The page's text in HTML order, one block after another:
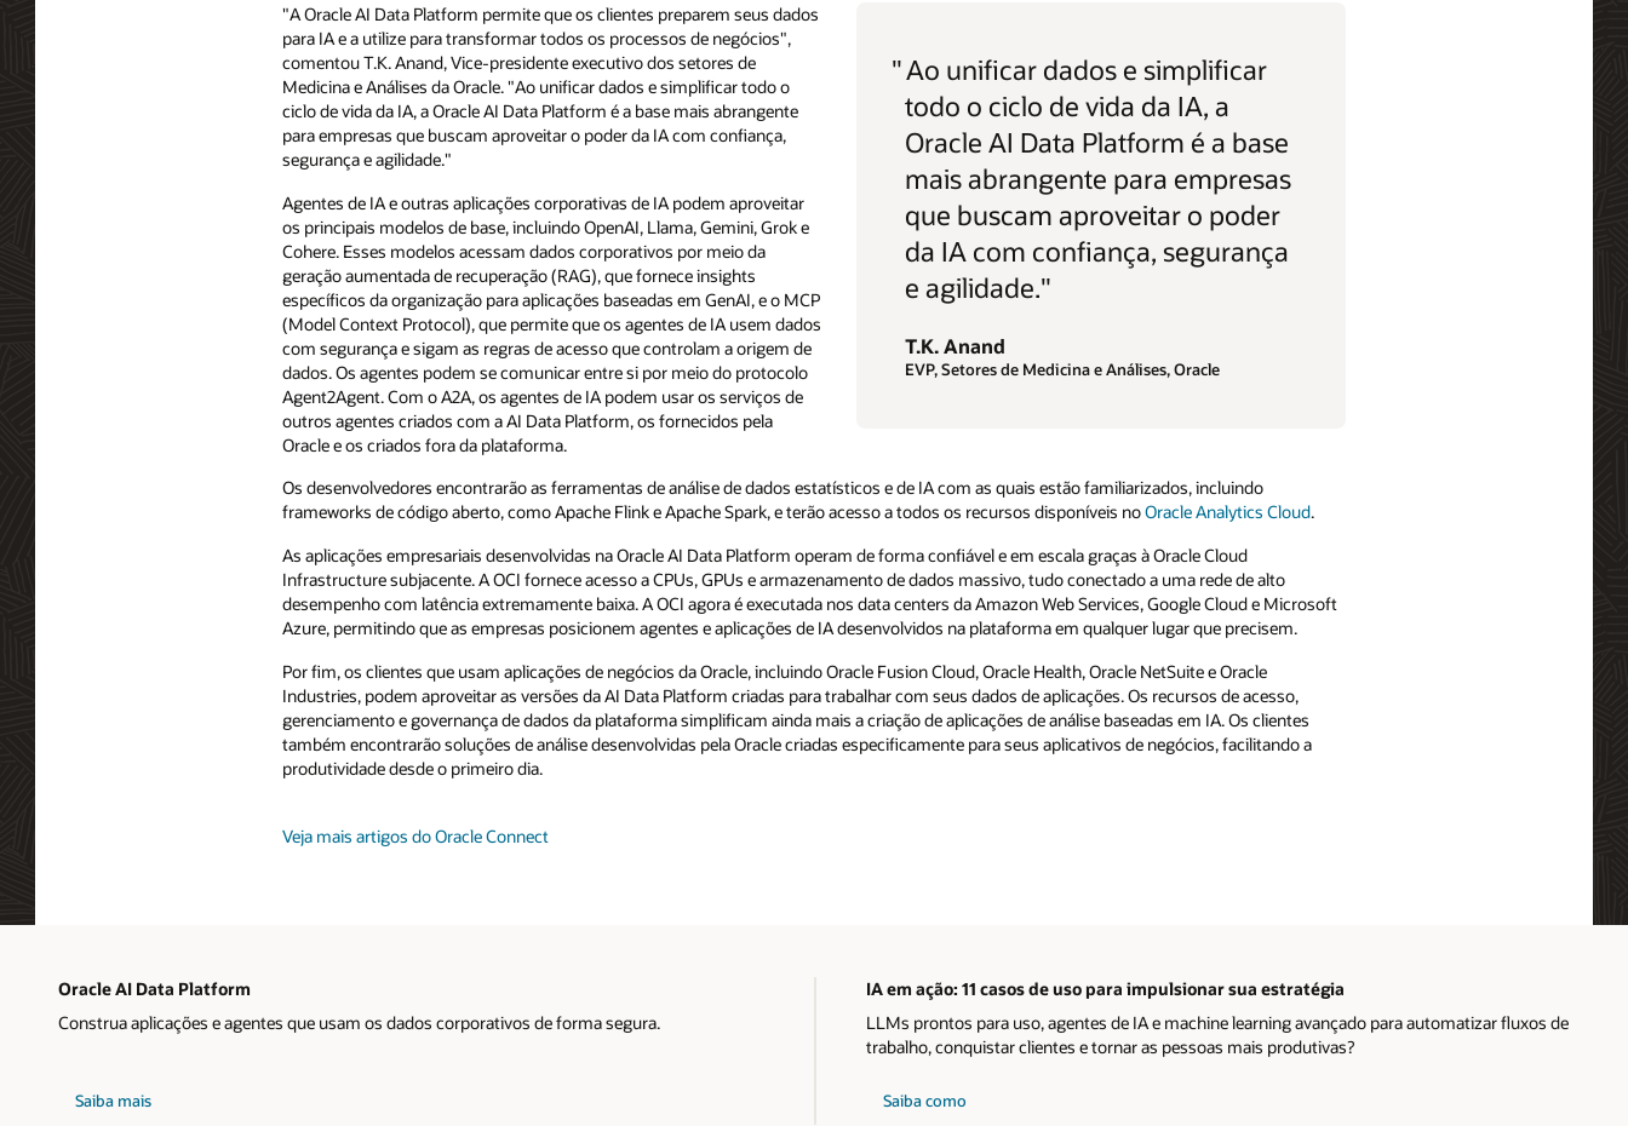
"Ao unificar dados e simplificar
todo o ciclo de vida da IA, a
Oracle AI Data Platform é a base
mais abrangente para empresas
que buscam aproveitar o poder
da IA com confiança, segurança
e agilidade."
T.K. Anand
EVP, Setores de Medicina e Análises, Oracle
"A Oracle AI Data Platform permite que os clientes preparem seus dados
para IA e a utilize para transformar todos os processos de negócios",
comentou T.K. Anand, Vice-presidente executivo dos setores de
Medicina e Análises da Oracle. "Ao unificar dados e simplificar todo o
ciclo de vida da IA, a Oracle AI Data Platform é a base mais abrangente
para empresas que buscam aproveitar o poder da IA com confiança,
segurança e agilidade."
Agentes de IA e outras aplicações corporativas de IA podem aproveitar
os principais modelos de base, incluindo OpenAI, Llama, Gemini, Grok e
Cohere. Esses modelos acessam dados corporativos por meio da
geração aumentada de recuperação (RAG), que fornece insights
específicos da organização para aplicações baseadas em GenAI, e o MCP
(Model Context Protocol), que permite que os agentes de IA usem dados
com segurança e sigam as regras de acesso que controlam a origem de
dados. Os agentes podem se comunicar entre si por meio do protocolo
Agent2Agent. Com o A2A, os agentes de IA podem usar os serviços de
outros agentes criados com a AI Data Platform, os fornecidos pela
Oracle e os criados fora da plataforma.
Os desenvolvedores encontrarão as ferramentas de análise de dados estatísticos e de IA com as quais estão familiarizados, incluindo
frameworks de código aberto, como Apache Flink e Apache Spark, e terão acesso a todos os recursos disponíveis noOracle Analytics Cloud.
As aplicações empresariais desenvolvidas na Oracle AI Data Platform operam de forma confiável e em escala graças à Oracle Cloud
Infrastructure subjacente. A OCI fornece acesso a CPUs, GPUs e armazenamento de dados massivo, tudo conectado a uma rede de alto
desempenho com latência extremamente baixa. A OCI agora é executada nos data centers da Amazon Web Services, Google Cloud e Microsoft
Azure, permitindo que as empresas posicionem agentes e aplicações de IA desenvolvidos na plataforma em qualquer lugar que precisem.
Por fim, os clientes que usam aplicações de negócios da Oracle, incluindo Oracle Fusion Cloud, Oracle Health, Oracle NetSuite e Oracle
Industries, podem aproveitar as versões da AI Data Platform criadas para trabalhar com seus dados de aplicações. Os recursos de acesso,
gerenciamento e governança de dados da plataforma simplificam ainda mais a criação de aplicações de análise baseadas em IA. Os clientes
também encontrarão soluções de análise desenvolvidas pela Oracle criadas especificamente para seus aplicativos de negócios, facilitando a
produtividade desde o primeiro dia.
Veja mais artigos do Oracle Connect
Oracle AI Data Platform
Construa aplicações e agentes que usam os dados corporativos de forma segura.
Saiba mais
IA em ação: 11 casos de uso para impulsionar sua estratégia
LLMs prontos para uso, agentes de IA e machine learning avançado para automatizar fluxos de
trabalho, conquistar clientes e tornar as pessoas mais produtivas?
Saiba como